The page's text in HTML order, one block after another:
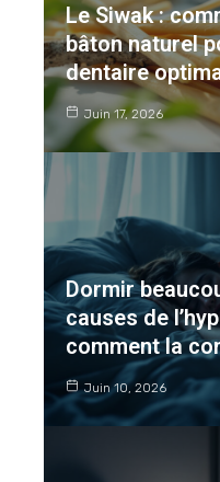
Le Siwak :
bâton naturel
dentaire
Juin 17, 2026
Dormir
causes de
comment la
Juin 10, 2026